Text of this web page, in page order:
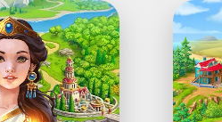
西
部
の
宝
石：
マ